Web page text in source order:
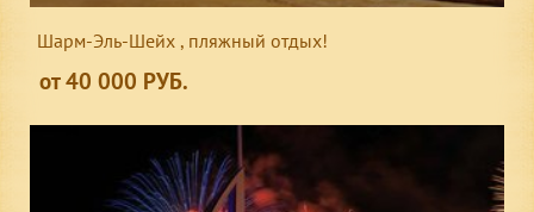
Шарм-Эль-Шейх , пляжный отдых!
от 40 000 РУБ.